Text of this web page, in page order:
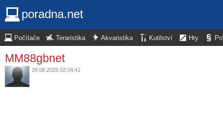
poradna.net
Počítače Teraristika Akvaristika Kutilství Hry
MM88gbnet
28.08.2025 02:34:41